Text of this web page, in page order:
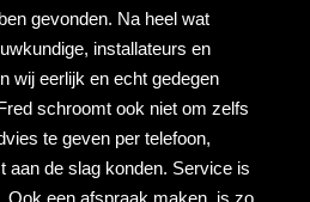
gevonden. Na heel wat
installateurs en
wij eerlijk en echt gedegen
schroomt ook niet om zelfs
te geven per telefoon,
aan de slag konden. Service is
Ook een afspraak maken, is zo